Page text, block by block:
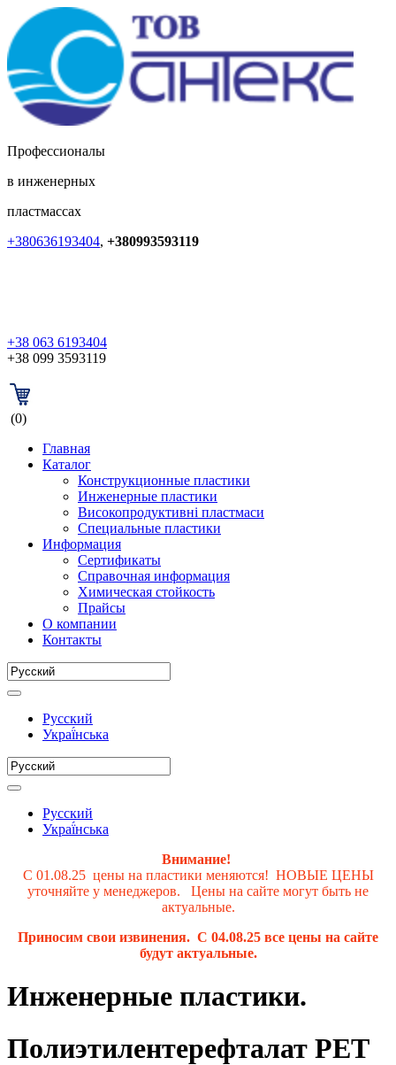
Профессионалы
в инженерных
пластмассах
+380636193404, +380993593119
+38 063 6193404
+38 099 3593119
(0)
Главная
Каталог
Конструкционные пластики
Инженерные пластики
Високопродуктивні пластмаси
Специальные пластики
Информация
Сертификаты
Справочная информация
Химическая стойкость
Прайсы
О компании
Контакты
Русский
Украї́нська
Русский
Украї́нська
Внимание!
С 01.08.25 цены на пластики меняются! НОВЫЕ ЦЕНЫ
уточняйте у менеджеров. Цены на сайте могут быть не
актуальные.
Приносим свои извинения. С 04.08.25 все цены на сайте
будут актуальные.
Инженерные пластики.
Полиэтилентерефталат PET